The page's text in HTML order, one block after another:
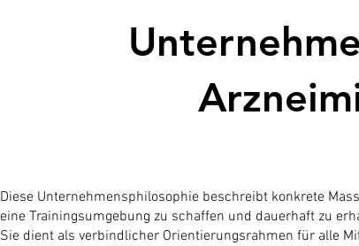
Diese Unternehmensphilosophie beschreibt konkrete
eine Trainingsumgebung zu schaffen und dauerhaft zu
Sie dient als verbindlicher Orientierungsrahmen für alle